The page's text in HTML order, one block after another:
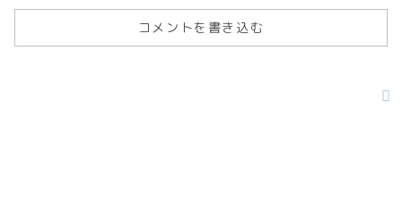
コメントを書き込む